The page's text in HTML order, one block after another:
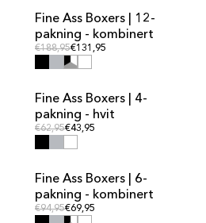
MULTIPAKKE-TILBUD
Fine Ass Boxers | 12-
pakning - kombinert
Vanlig pris
€188,95Vanlig pris
€131,95
MULTIPAKKE-TILBUD
Fine Ass Boxers | 4-
pakning - hvit
Vanlig pris
€62,95Vanlig pris
€43,95
MULTIPAKKE-TILBUD
Fine Ass Boxers | 6-
pakning - kombinert
Vanlig pris
€94,95Vanlig pris
€69,95